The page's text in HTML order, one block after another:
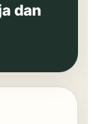
dan